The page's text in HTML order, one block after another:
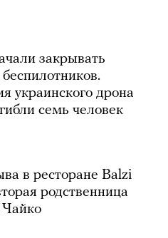
закрывать
украинского дрона
семь человек
в ресторане Balzi
родственница
Чайко